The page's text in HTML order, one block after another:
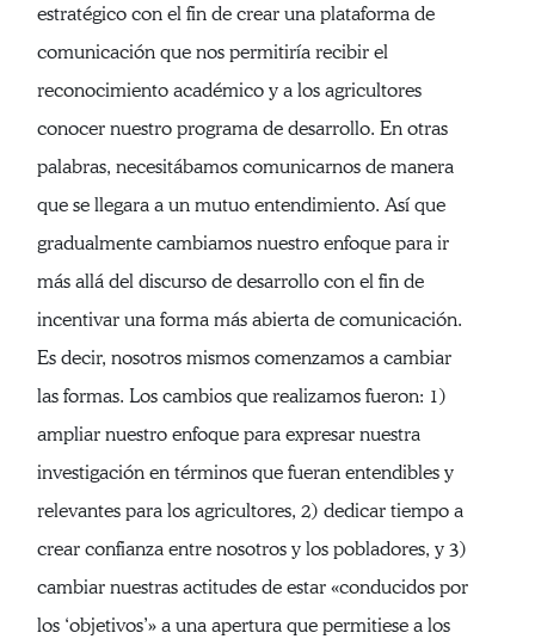
estratégico con el fin de crear una plataforma de
comunicación que nos permitiría recibir el
reconocimiento académico y a los agricultores
conocer nuestro programa de desarrollo. En otras
palabras, necesitábamos comunicarnos de manera
que se llegara a un mutuo entendimiento. Así que
gradualmente cambiamos nuestro enfoque para ir
más allá del discurso de desarrollo con el fin de
incentivar una forma más abierta de comunicación.
Es decir, nosotros mismos comenzamos a cambiar
las formas. Los cambios que realizamos fueron: 1)
ampliar nuestro enfoque para expresar nuestra
investigación en términos que fueran entendibles y
relevantes para los agricultores, 2) dedicar tiempo a
crear confianza entre nosotros y los pobladores, y 3)
cambiar nuestras actitudes de estar «conducidos por
los ‘objetivos’» a una apertura que permitiese a los